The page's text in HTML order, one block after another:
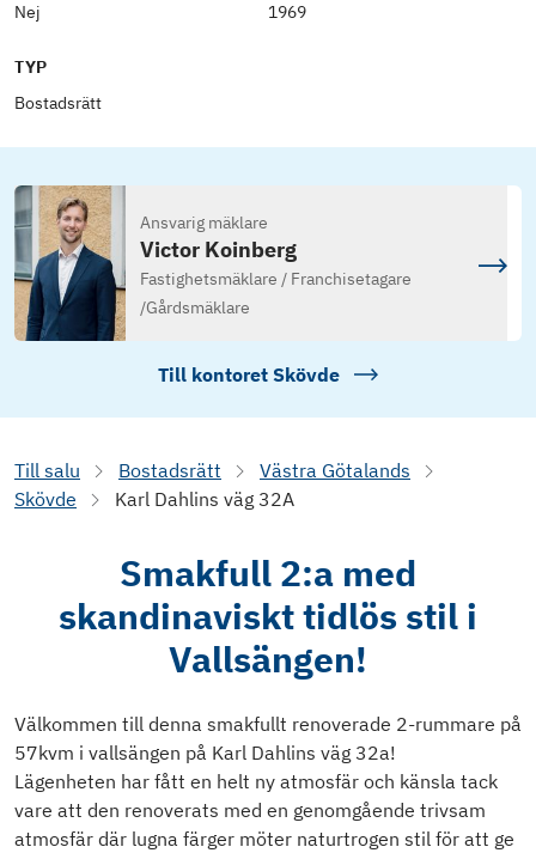
Nej
1969
TYP
Bostadsrätt
Ansvarig mäklare
Victor Koinberg
Fastighetsmäklare / Franchisetagare
/Gårdsmäklare
Till kontoret Skövde
Till salu Bostadsrätt
Västra Götalands
Skövde
Karl Dahlins väg 32A
Smakfull 2:a med
skandinaviskt tidlös stil i
Vallsängen!
Välkommen till denna smakfullt renoverade 2-rummare på
57kvm i vallsängen på Karl Dahlins väg 32a!
Lägenheten har fått en helt ny atmosfär och känsla tack
vare att den renoverats med en genomgående trivsam
atmosfär där lugna färger möter naturtrogen stil för att ge